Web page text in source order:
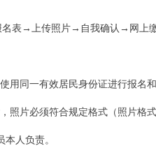
表→上传照片→自我确认→网上缴
同一有效居民身份证进行报名和
片必须符合规定格式（照片格
人负责。